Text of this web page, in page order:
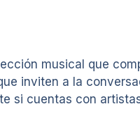
musical que
inviten a la
si cuentas con